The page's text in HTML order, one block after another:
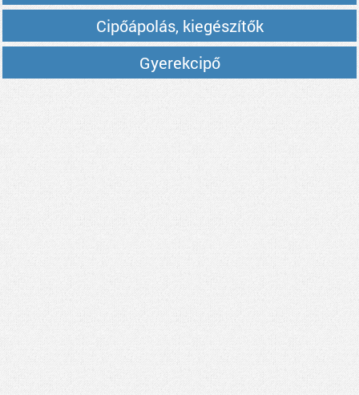
Cipőápolás, kiegészítők
Gyerekcipő